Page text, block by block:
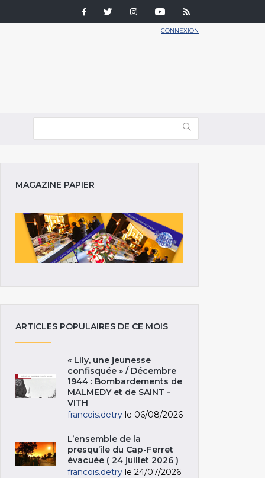
CONNEXION
MAGAZINE PAPIER
ARTICLES POPULAIRES DE CE MOIS
« Lily, une jeunesse
confisquée » / Décembre
1944 : Bombardements de
MALMEDY et de SAINT -
VITH
francois.detry le 06/08/2026
L’ensemble de la
presqu’île du Cap-Ferret
évacuée ( 24 juillet 2026 )
francois.detry le 24/07/2026